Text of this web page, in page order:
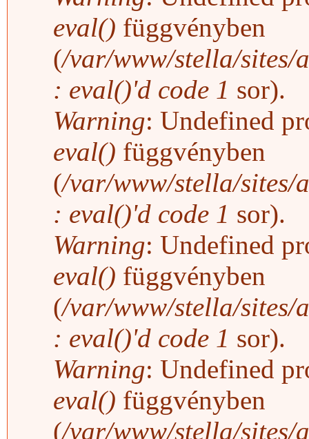
eval() függvényben
(/var/www/stella/sites/
: eval()'d code 1 sor).
Warning: Undefined
eval() függvényben
(/var/www/stella/sites/
: eval()'d code 1 sor).
Warning: Undefined
eval() függvényben
(/var/www/stella/sites/
: eval()'d code 1 sor).
Warning: Undefined
eval() függvényben
(/var/www/stella/sites/